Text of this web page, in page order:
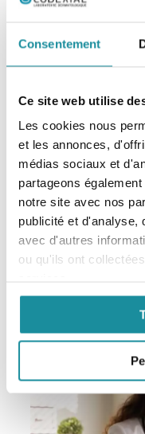
Consentement
Ce site web utilise
Les cookies nous
et les annonces,
médias sociaux et
partageons
notre site avec nos
publicité et d'analyse,
avec d'autres
ou qu'ils ont
Codexial Cérat
EXCIPIENT
En savoir plus